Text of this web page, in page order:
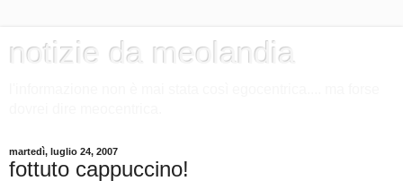
notizie da meolandia
martedì, luglio 24, 2007
fottuto cappuccino!